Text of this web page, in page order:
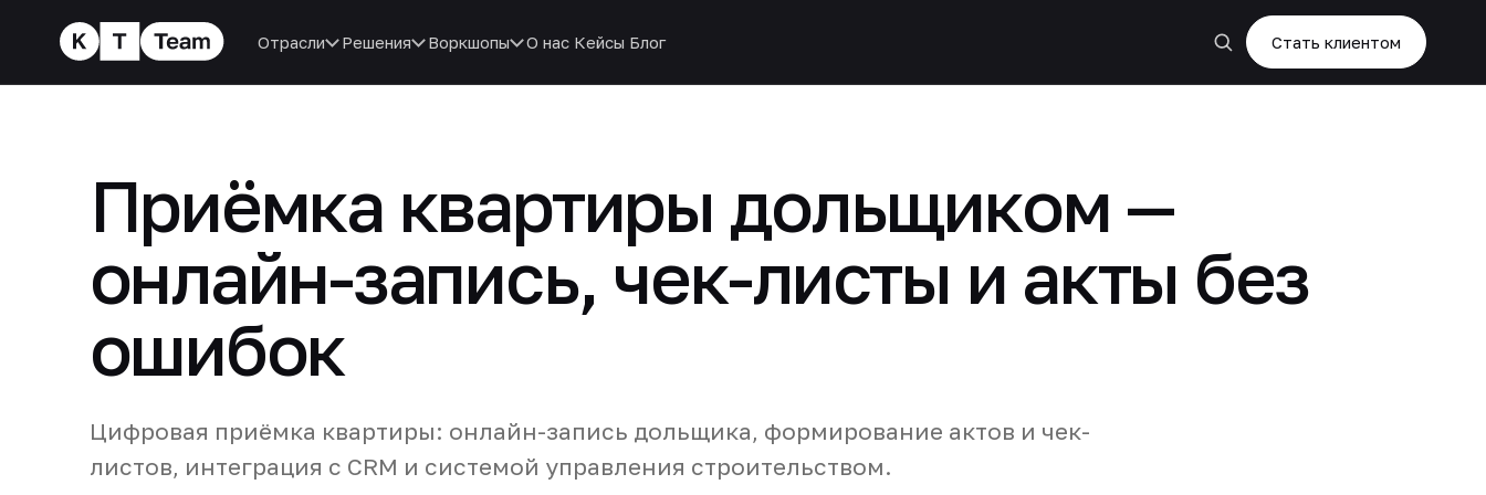
Отрасли Решения Воркшопы О нас Кейсы Блог Стать клиентом
Приёмка квартиры дольщиком —
онлайн-запись, чек-листы и акты без
ошибок
Цифровая приёмка квартиры: онлайн-запись дольщика, формирование актов и чек-
листов, интеграция с CRM и системой управления строительством.